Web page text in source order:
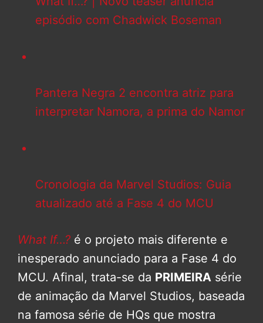
episódio com Chadwick Boseman
Pantera Negra 2 encontra atriz para
interpretar Namora, a prima do Namor
Cronologia da Marvel Studios: Guia
atualizado até a Fase 4 do MCU
What If…? é o projeto mais diferente e
inesperado anunciado para a Fase 4 do
MCU. Afinal, trata-se da PRIMEIRA série
de animação da Marvel Studios, baseada
na famosa série de HQs que mostra